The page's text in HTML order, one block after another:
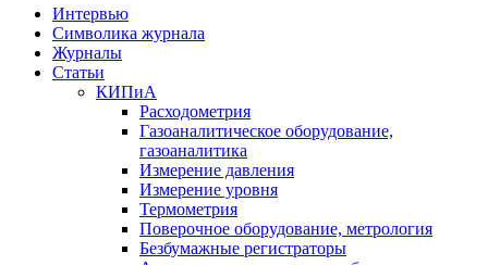
Интервью
Символика журнала
Журналы
Статьи
КИПиА
Расходометрия
Газоаналитическое оборудование,
газоаналитика
Измерение давления
Измерение уровня
Термометрия
Поверочное оборудование, метрология
Безбумажные регистраторы